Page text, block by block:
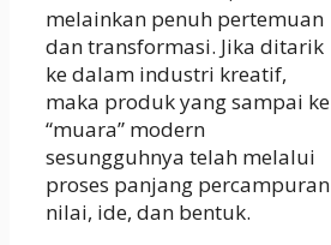
melainkan penuh pertemuan
dan transformasi. Jika ditarik
ke dalam industri kreatif,
maka produk yang sampai ke
“muara” modern
sesungguhnya telah melalui
proses panjang percampuran
nilai, ide, dan bentuk.